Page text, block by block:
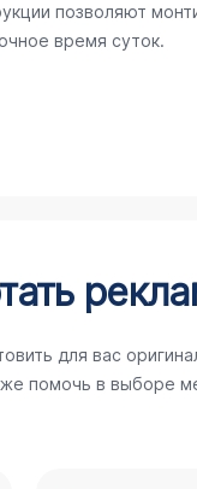
позволяют
время суток.
для вас
помочь в выборе